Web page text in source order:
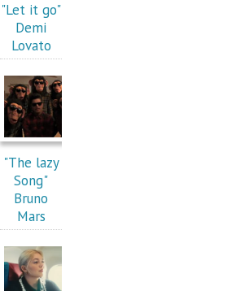
"Let it go"
Demi
Lovato
"The lazy
Song"
Bruno
Mars